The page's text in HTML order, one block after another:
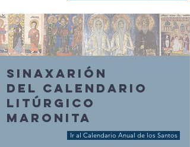
SINAXARIÓN
DEL CALENDARIO
LITÚRGICO
MARONITA
Ir al Calendario Anual de los Santos